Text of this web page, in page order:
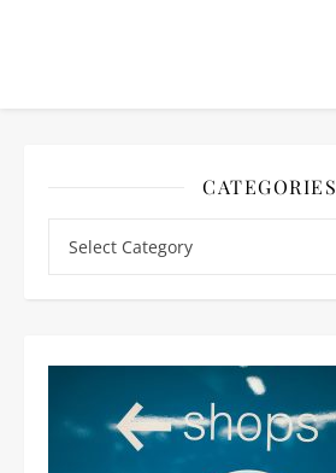
CATEGORIES